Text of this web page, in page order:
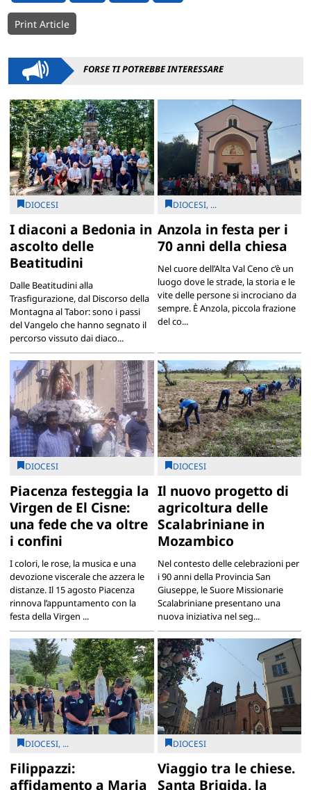
Print Article
FORSE TI POTREBBE INTERESSARE
DIOCESI
I diaconi a Bedonia in
ascolto delle
Beatitudini
Dalle Beatitudini alla
Trasfigurazione, dal Discorso della
Montagna al Tabor: sono i passi
del Vangelo che hanno segnato il
percorso vissuto dai diaco...
DIOCESI, ...
Anzola in festa per i
70 anni della chiesa
Nel cuore dell’Alta Val Ceno c’è un
luogo dove le strade, la storia e le
vite delle persone si incrociano da
sempre. È Anzola, piccola frazione
del co...
DIOCESI
Piacenza festeggia la
Virgen de El Cisne:
una fede che va oltre
i confini
I colori, le rose, la musica e una
devozione viscerale che azzera le
distanze. Il 15 agosto Piacenza
rinnova l’appuntamento con la
festa della Virgen ...
DIOCESI
Il nuovo progetto di
agricoltura delle
Scalabriniane in
Mozambico
Nel contesto delle celebrazioni per
i 90 anni della Provincia San
Giuseppe, le Suore Missionarie
Scalabriniane presentano una
nuova iniziativa nel seg...
DIOCESI, ...
Filippazzi:
affidamento a Maria
DIOCESI
Viaggio tra le chiese.
Santa Brigida, la